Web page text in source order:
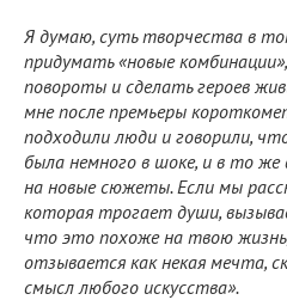
Я думаю, суть творчества в
придумать «новые
повороты и сделать героев
мне после премьеры
подходили люди и говорили,
была немного в шоке, и в то же
на новые сюжеты. Если мы
которая трогает души,
что это похоже на твою
отзывается как некая мечта,
смысл любого искусства».